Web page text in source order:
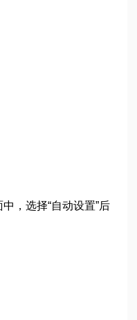
，选择“自动设置”后